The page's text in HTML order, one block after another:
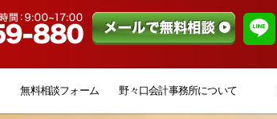
無料相談フォーム 野々口会計事務所について